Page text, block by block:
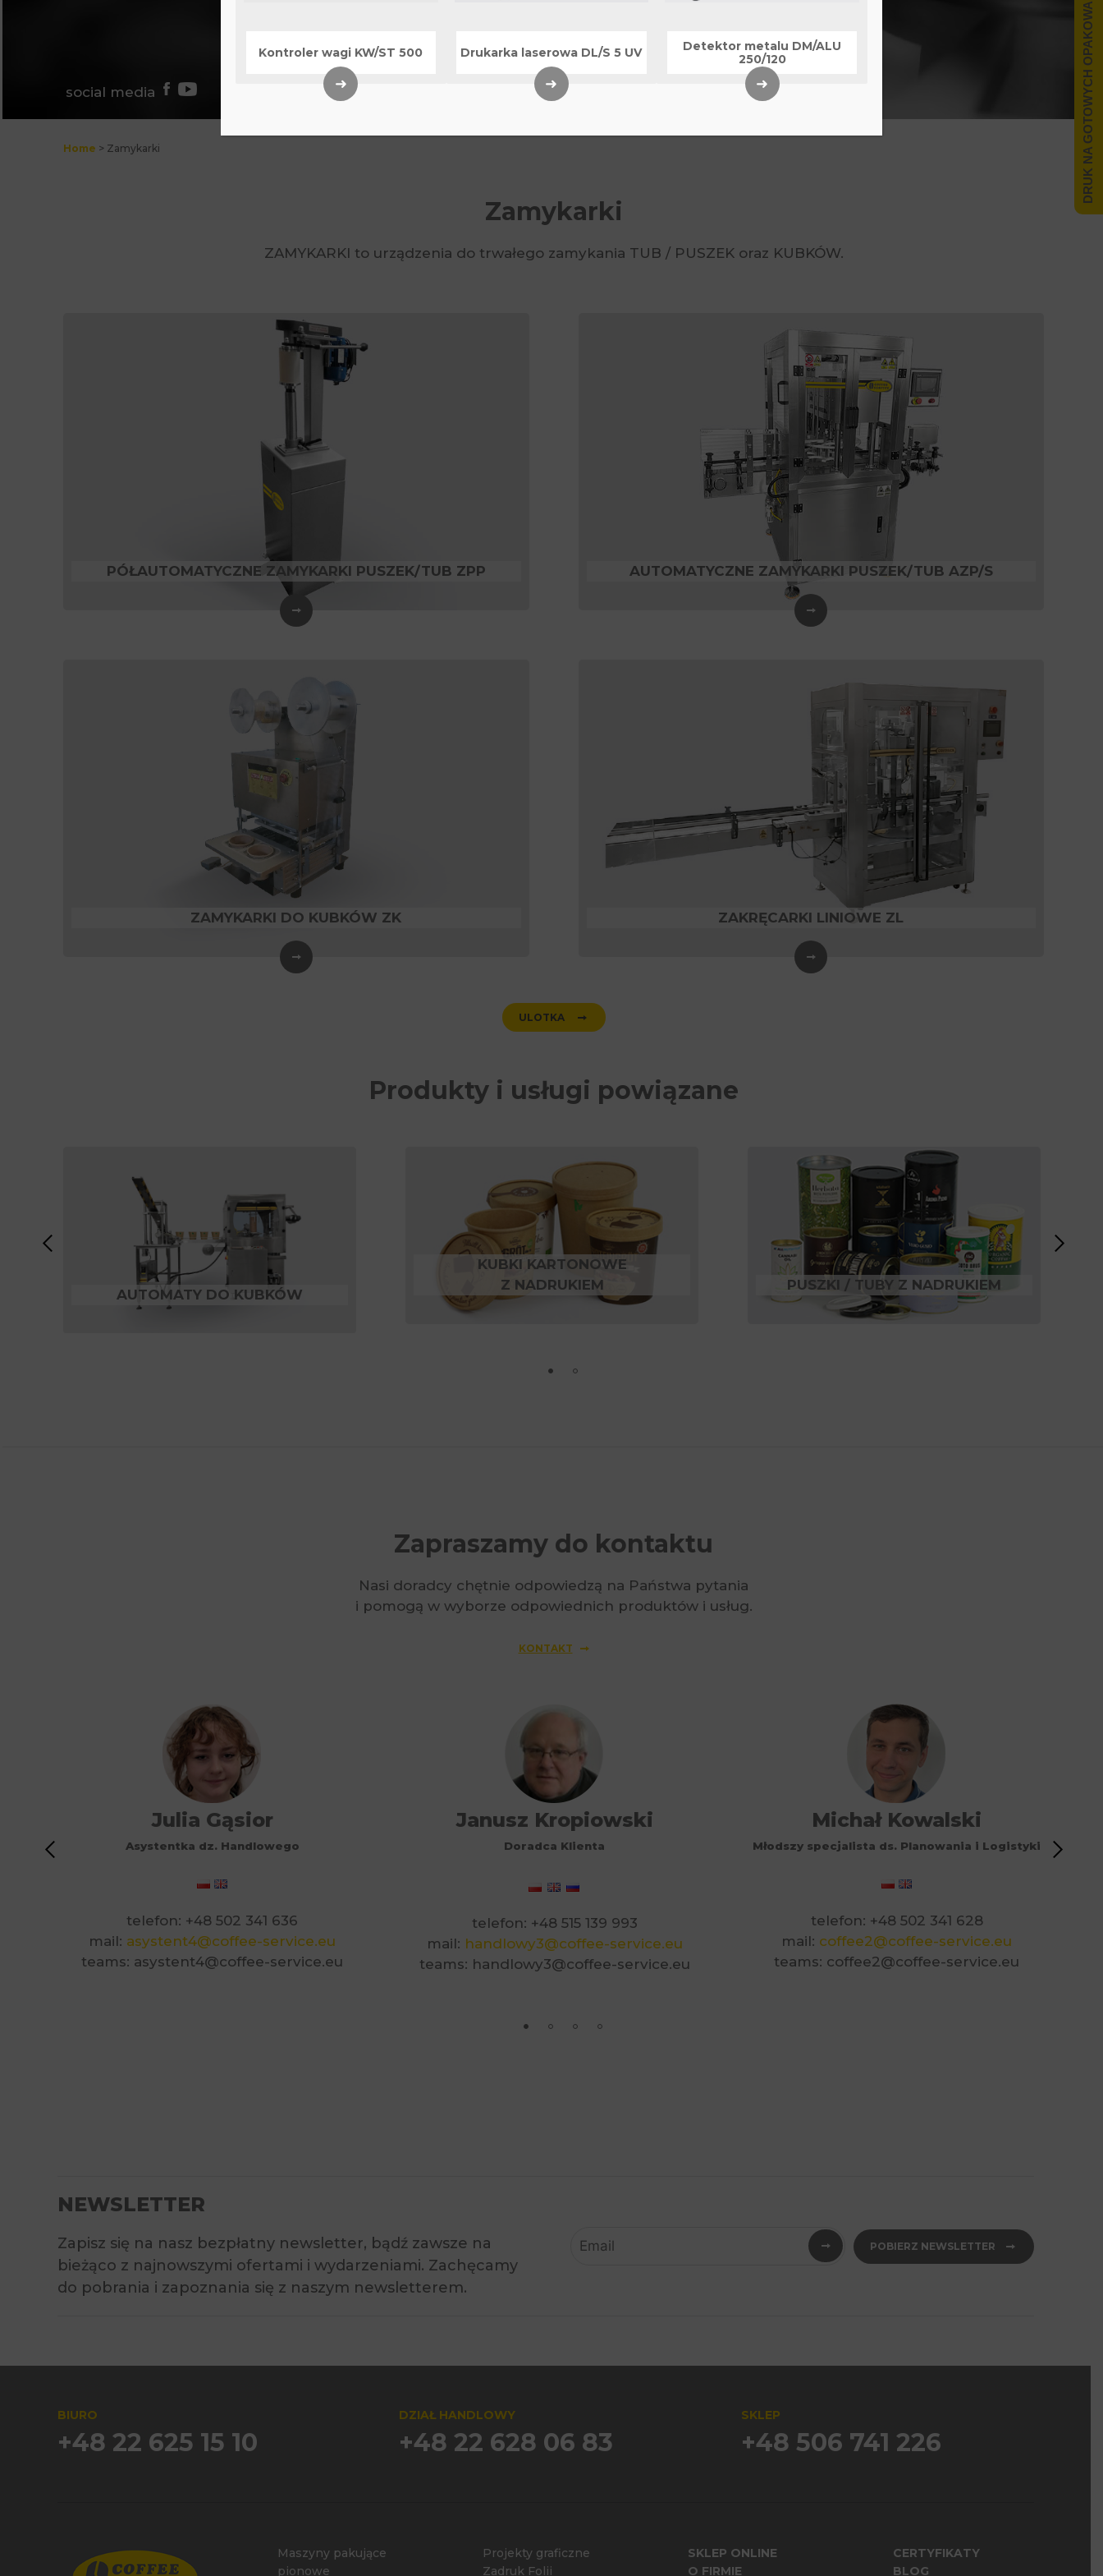
social media
Home > Zamykarki
Zamykarki
ZAMYKARKI to urządzenia do trwałego zamykania TUB / PUSZEK oraz KUBKÓW.
PÓŁAUTOMATYCZNE ZAMYKARKI PUSZEK/TUB ZPP AUTOMATYCZNE ZAMYKARKI PUSZEK/TUB AZP/S
ZAMYKARKI DO KUBKÓW ZK ZAKRĘCARKI LINIOWE ZL
ULOTKA
Produkty i usługi powiązane
AUTOMATY DO KUBKÓW
KUBKI KARTONOWE
Z NADRUKIEM
PUSZKI / TUBY Z NADRUKIEM
Zapraszamy do kontaktu
Nasi doradcy chętnie odpowiedzą na Państwa pytania
i pomogą w wyborze odpowiednich produktów i usług.
KONTAKT
Julia Gąsior
Asystentka dz. Handlowego
telefon: +48 502 341 636
mail: asystent4@coffee-service.eu
teams: asystent4@coffee-service.eu
Janusz Kropiowski
Doradca Klienta
telefon: +48 515 139 993
mail: handlowy3@coffee-service.eu
teams: handlowy3@coffee-service.eu
Michał Kowalski
Młodszy specjalista ds. Planowania i Logistyki
telefon: +48 502 341 628
mail: coffee2@coffee-service.eu
teams: coffee2@coffee-service.eu
NEWSLETTER
Zapisz się na nasz bezpłatny newsletter, bądź zawsze na
bieżąco z najnowszymi ofertami i wydarzeniami. Zachęcamy
do pobrania i zapoznania się z naszym newsletterem.
POBIERZ NEWSLETTER
BIURO
+48 22 625 15 10
DZIAŁ HANDLOWY
+48 22 628 06 83
SKLEP
+48 506 741 226
Maszyny pakujące
pionowe
Projekty graficzne
Zadruk Folii
SKLEP ONLINE
O FIRMIE
CERTYFIKATY
BLOG
Kontroler wagi KW/ST 500
➜
Drukarka laserowa DL/S 5 UV
➜
Detektor metalu DM/ALU
250/120
➜ DRUK NA GOTOWYCH OPAKOWANIACH